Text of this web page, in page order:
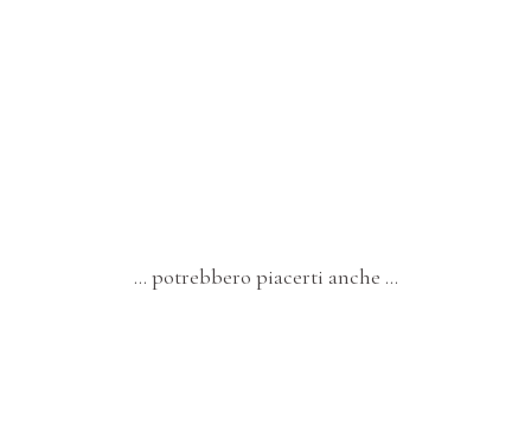
… potrebbero piacerti anche …